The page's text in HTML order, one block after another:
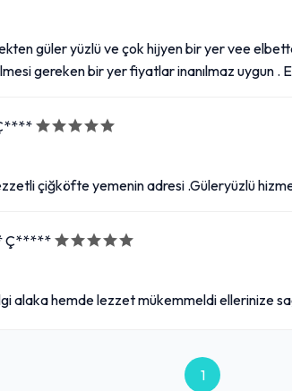
güler yüzlü ve çok hijyen bir yer vee
gereken bir yer fiyatlar inanılmaz uygun .
çiğköfte yemenin adresi .Güleryüzlü
Ç*****
alaka hemde lezzet mükemmeldi ellerinize
1